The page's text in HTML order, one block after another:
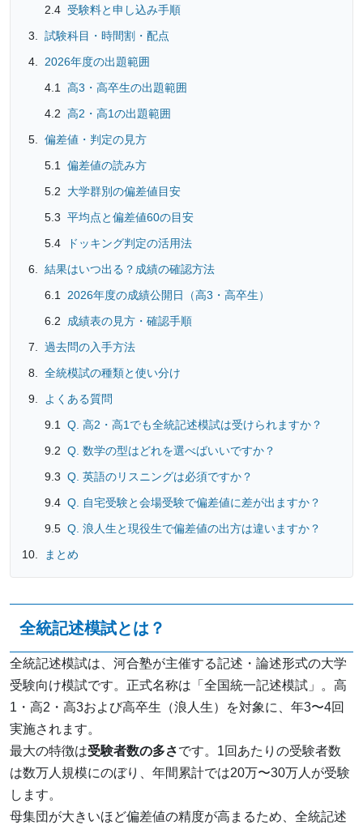
受験料と申し込み手順
試験科目・時間割・配点
2026年度の出題範囲
高3・高卒生の出題範囲
高2・高1の出題範囲
偏差値・判定の見方
偏差値の読み方
大学群別の偏差値目安
平均点と偏差値60の目安
ドッキング判定の活用法
結果はいつ出る？成績の確認方法
2026年度の成績公開日（高3・高卒生）
成績表の見方・確認手順
過去問の入手方法
全統模試の種類と使い分け
よくある質問
Q. 高2・高1でも全統記述模試は受けられますか？
Q. 数学の型はどれを選べばいいですか？
Q. 英語のリスニングは必須ですか？
Q. 自宅受験と会場受験で偏差値に差が出ますか？
Q. 浪人生と現役生で偏差値の出方は違いますか？
まとめ
全統記述模試とは？
全統記述模試は、河合塾が主催する記述・論述形式の大学
受験向け模試です。正式名称は「全国統一記述模試」。高
1・高2・高3および高卒生（浪人生）を対象に、年3〜4回
実施されます。
最大の特徴は受験者数の多さです。1回あたりの受験者数
は数万人規模にのぼり、年間累計では20万〜30万人が受験
します。
母集団が大きいほど偏差値の精度が高まるため、全統記述